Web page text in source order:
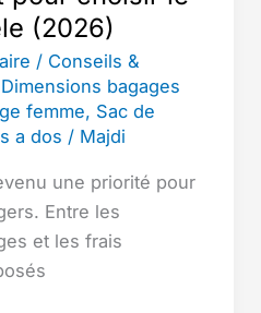
(2026)
/ Conseils &
Dimensions bagages
femme, Sac de
a dos / Majdi
une priorité pour
Entre les
et les frais